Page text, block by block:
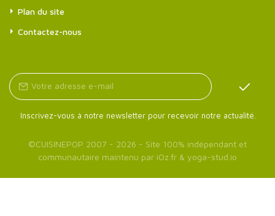
Plan du site
Contactez-nous
Inscrivez-vous à notre newsletter pour recevoir notre actualité.
©CUISINEPOP 2007 - 2026 - Site 100% indépendant et
communautaire maintenu par iOz.fr & yoga-stud.io